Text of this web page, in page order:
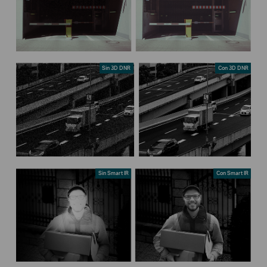
Sin 3D DNR Con 3D DNR
Sin Smart IR Con Smart IR